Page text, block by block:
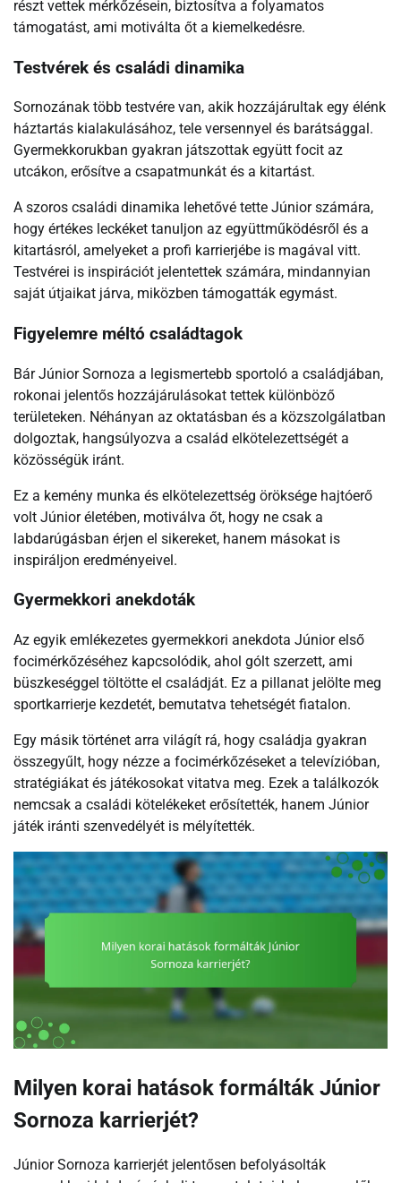
részt vettek mérkőzésein, biztosítva a folyamatos
támogatást, ami motiválta őt a kiemelkedésre.
Testvérek és családi dinamika
Sornozának több testvére van, akik hozzájárultak egy élénk
háztartás kialakulásához, tele versennyel és barátsággal.
Gyermekkorukban gyakran játszottak együtt focit az
utcákon, erősítve a csapatmunkát és a kitartást.
A szoros családi dinamika lehetővé tette Júnior számára,
hogy értékes leckéket tanuljon az együttműködésről és a
kitartásról, amelyeket a profi karrierjébe is magával vitt.
Testvérei is inspirációt jelentettek számára, mindannyian
saját útjaikat járva, miközben támogatták egymást.
Figyelemre méltó családtagok
Bár Júnior Sornoza a legismertebb sportoló a családjában,
rokonai jelentős hozzájárulásokat tettek különböző
területeken. Néhányan az oktatásban és a közszolgálatban
dolgoztak, hangsúlyozva a család elkötelezettségét a
közösségük iránt.
Ez a kemény munka és elkötelezettség öröksége hajtóerő
volt Júnior életében, motiválva őt, hogy ne csak a
labdarúgásban érjen el sikereket, hanem másokat is
inspiráljon eredményeivel.
Gyermekkori anekdoták
Az egyik emlékezetes gyermekkori anekdota Júnior első
focimérkőzéséhez kapcsolódik, ahol gólt szerzett, ami
büszkeséggel töltötte el családját. Ez a pillanat jelölte meg
sportkarrierje kezdetét, bemutatva tehetségét fiatalon.
Egy másik történet arra világít rá, hogy családja gyakran
összegyűlt, hogy nézze a focimérkőzéseket a televízióban,
stratégiákat és játékosokat vitatva meg. Ezek a találkozók
nemcsak a családi kötelékeket erősítették, hanem Júnior
játék iránti szenvedélyét is mélyítették.
Milyen korai hatások formálták Júnior
Sornoza karrierjét?
Júnior Sornoza karrierjét jelentősen befolyásolták